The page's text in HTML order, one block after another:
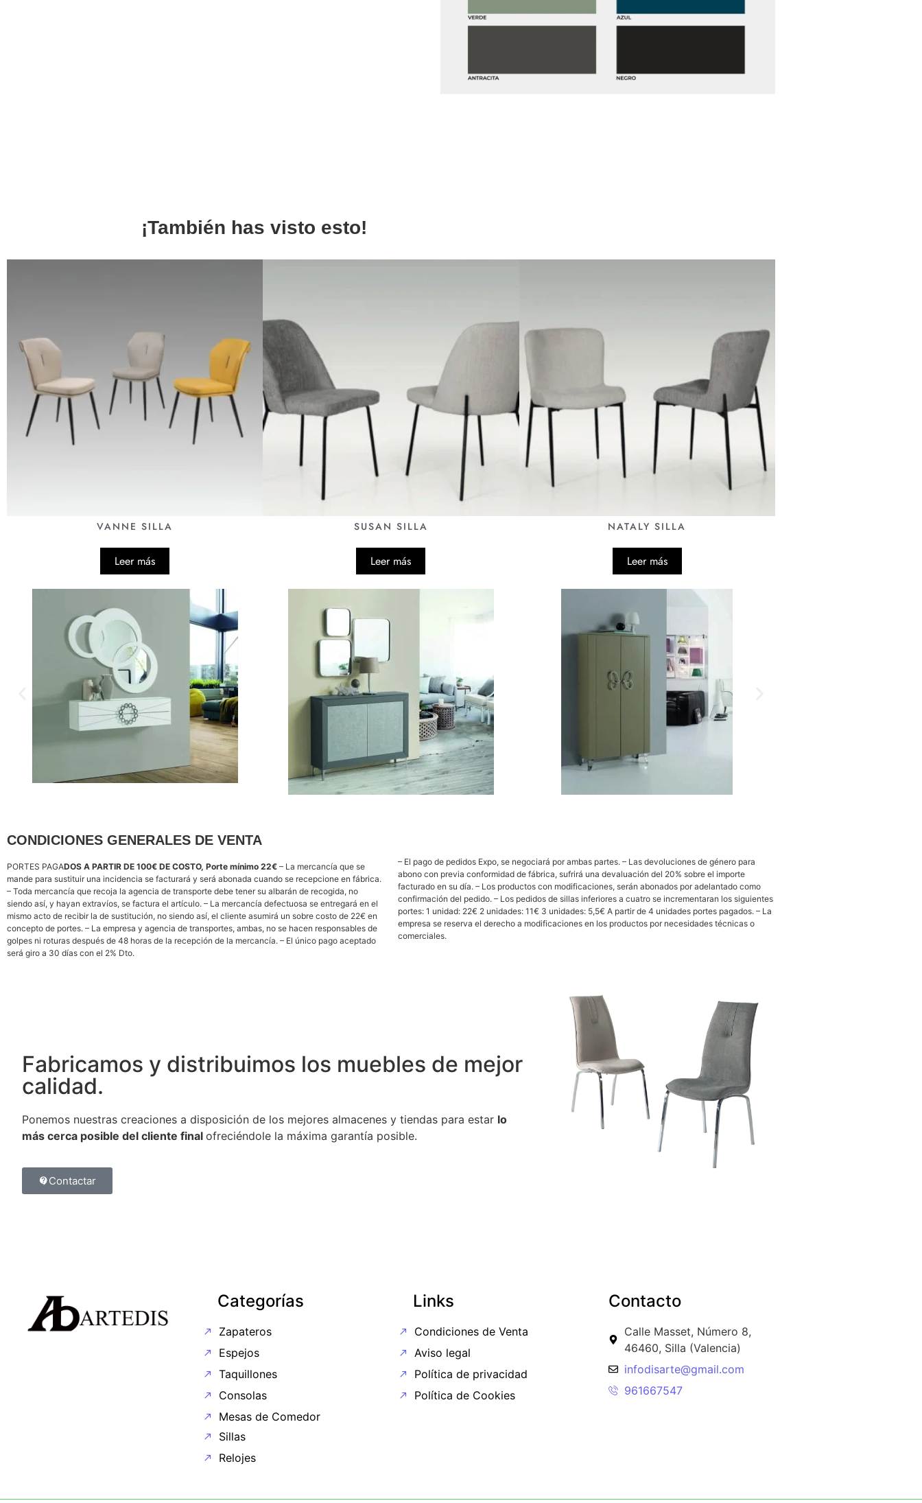
¡También has visto esto!
VANNE SILLA
Leer más
SUSAN SILLA
Leer más
NATALY SILLA
Leer más
CONDICIONES GENERALES DE VENTA
PORTES PAGADOS A PARTIR DE 100€ DE COSTO, Porte mínimo 22€ – La mercancía que se
mande para sustituir una incidencia se facturará y será abonada cuando se recepcione en fábrica.
– Toda mercancía que recoja la agencia de transporte debe tener su albarán de recogida, no
siendo así, y hayan extravíos, se factura el artículo. – La mercancía defectuosa se entregará en el
mismo acto de recibir la de sustitución, no siendo así, el cliente asumirá un sobre costo de 22€ en
concepto de portes. – La empresa y agencia de transportes, ambas, no se hacen responsables de
golpes ni roturas después de 48 horas de la recepción de la mercancía. – El único pago aceptado
será giro a 30 días con el 2% Dto.
– El pago de pedidos Expo, se negociará por ambas partes. – Las devoluciones de género para
abono con previa conformidad de fábrica, sufrirá una devaluación del 20% sobre el importe
facturado en su día. – Los productos con modificaciones, serán abonados por adelantado como
confirmación del pedido. – Los pedidos de sillas inferiores a cuatro se incrementaran los siguientes
portes: 1 unidad: 22€ 2 unidades: 11€ 3 unidades: 5,5€ A partir de 4 unidades portes pagados. – La
empresa se reserva el derecho a modificaciones en los productos por necesidades técnicas o
comerciales.
Fabricamos y distribuimos los muebles de mejor
calidad.
Ponemos nuestras creaciones a disposición de los mejores almacenes y tiendas para estar lo
más cerca posible del cliente final ofreciéndole la máxima garantía posible.
Contactar
Categorías
Zapateros
Espejos
Taquillones
Consolas
Mesas de Comedor
Sillas
Relojes
Links
Condiciones de Venta
Aviso legal
Política de privacidad
Política de Cookies
Contacto
Calle Masset, Número 8,
46460, Silla (Valencia)
infodisarte@gmail.com
961667547